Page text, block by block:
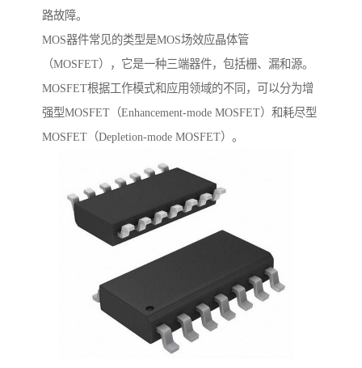
路故障。
MOS器件常见的类型是MOS场效应晶体管
（MOSFET），它是一种三端器件，包括栅、漏和源。
MOSFET根据工作模式和应用领域的不同，可以分为增
强型MOSFET（Enhancement-mode MOSFET）和耗尽型
MOSFET（Depletion-mode MOSFET）。